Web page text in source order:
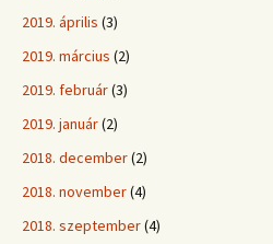
2019. április (3)
2019. március (2)
2019. február(3)
2019. január(2)
2018. december(2)
2018. november(4)
2018. szeptember(4)